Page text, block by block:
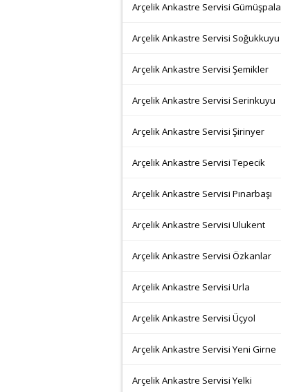
Arçelik Ankastre Servisi Gümüşpala
Arçelik Ankastre Servisi Soğukkuyu
Arçelik Ankastre Servisi Şemikler
Arçelik Ankastre Servisi Serinkuyu
Arçelik Ankastre Servisi Şirinyer
Arçelik Ankastre Servisi Tepecik
Arçelik Ankastre Servisi Pınarbaşı
Arçelik Ankastre Servisi Ulukent
Arçelik Ankastre Servisi Özkanlar
Arçelik Ankastre Servisi Urla
Arçelik Ankastre Servisi Üçyol
Arçelik Ankastre Servisi Yeni Girne
Arçelik Ankastre Servisi Yelki